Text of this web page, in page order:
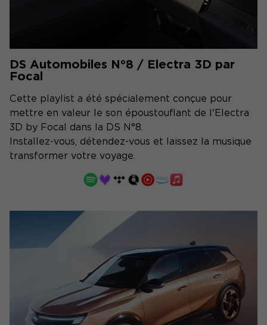
DS Automobiles N°8 / Electra 3D par
Focal
Cette playlist a été spécialement conçue pour
mettre en valeur le son époustouflant de l'Electra
3D by Focal dans la DS N°8.
Installez-vous, détendez-vous et laissez la musique
transformer votre voyage.